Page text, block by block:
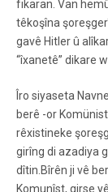
fikaran. Van
têkoşîna
gavê Hitler û
“îxanetê” dikare
Îro siyaseta
berê -or
rêxistineke
girîng di azadiya
dîtin.Bîrên ji vê
Komunîst, girse